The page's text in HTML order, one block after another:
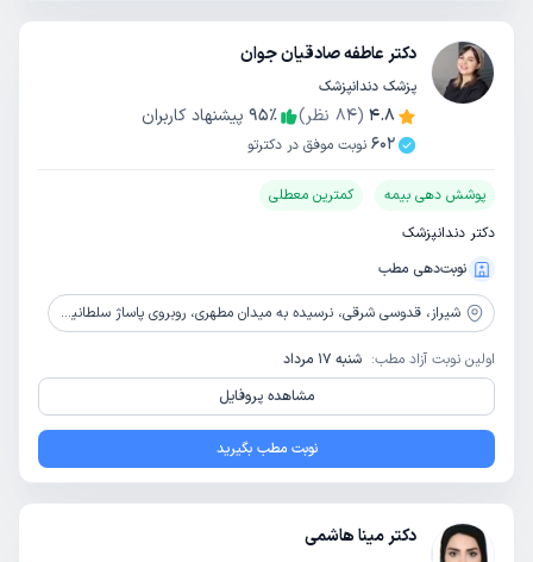
دکتر عاطفه صادقیان جوان
پزشک دندانپزشک
4.8
(
84 نظر) 95٪
پیشنهاد کاربران
602 نوبت موفق در دکترتو
پوشش دهی بیمه
کمترین معطلی
دکتر دندانپزشک
نوبت‌دهی مطب
شیراز، قدوسی شرقی، نرسیده به میدان مطهری، روبروی پاساژ سلطانیه، دندانپزشکی جوان
اولین نوبت آزاد مطب: شنبه 17 مرداد
مشاهده پروفایل
نوبت مطب بگیرید
دکتر مینا هاشمی